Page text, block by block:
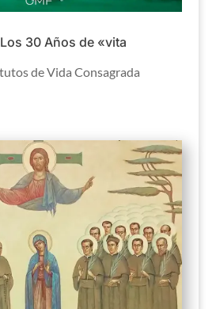
30 Años de «vita
de Vida Consagrada